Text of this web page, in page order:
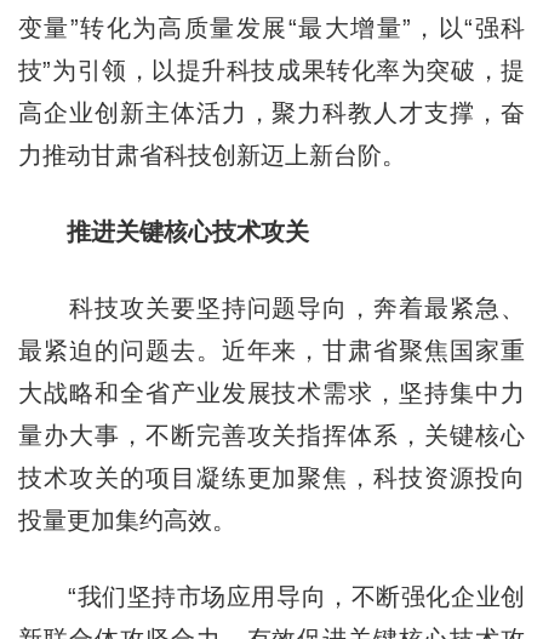
变量”转化为高质量发展“最大增量”，以“强科
技”为引领，以提升科技成果转化率为突破，提
高企业创新主体活力，聚力科教人才支撑，奋
力推动甘肃省科技创新迈上新台阶。
推进关键核心技术攻关
科技攻关要坚持问题导向，奔着最紧急、
最紧迫的问题去。近年来，甘肃省聚焦国家重
大战略和全省产业发展技术需求，坚持集中力
量办大事，不断完善攻关指挥体系，关键核心
技术攻关的项目凝练更加聚焦，科技资源投向
投量更加集约高效。
“我们坚持市场应用导向，不断强化企业创